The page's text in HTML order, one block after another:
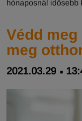
hónaposnál idősebb
Védd
meg
2021.03.29